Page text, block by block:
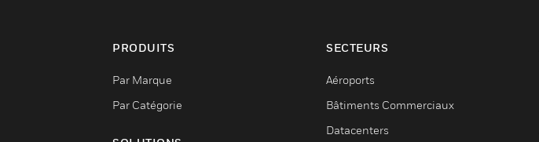
PRODUITS
Par Marque
Par Catégorie
SECTEURS
Aéroports
Bâtiments Commerciaux
Datacenters